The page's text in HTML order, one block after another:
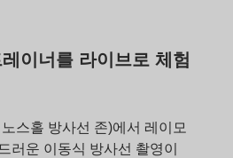
이너를 라이브로 체험
스홀 방사선 존)에서 레이모
러운 이동식 방사선 촬영이